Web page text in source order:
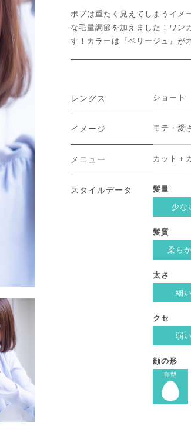
ボブは重たく見えてしまうイメ
な毛量調節を加えました！ワン
す！カラーは『ベリージュ』が
レングス ショート
イメージ モテ・愛
メニュー カット＋
スタイルデータ
髪量
少な
髪質
柔ら
太さ
細い
クセ
弱い
顔の形
卵型